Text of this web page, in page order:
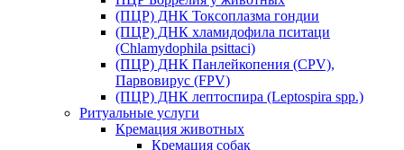
(ПЦР) ДНК Токсоплазма гондии
(ПЦР) ДНК хламидофила пситаци
(Chlamydophila psittaci)
(ПЦР) ДНК Панлейкопения (CPV),
Парвовирус (FPV)
(ПЦР) ДНК лептоспира (Leptospira spp.)
Ритуальные услуги
Кремация животных
Кремация собак